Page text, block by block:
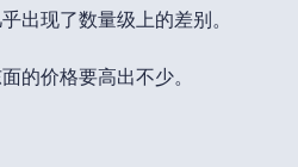
出现了数量级上的差别。
的价格要高出不少。